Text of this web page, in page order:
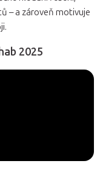
– a zároveň motivuje
2025